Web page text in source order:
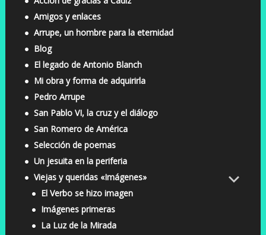
Amigos y enlaces
Arrupe, un hombre para la eternidad
Blog
El legado de Antonio Blanch
Mi obra y forma de adquirirla
Pedro Arrupe
San Pablo VI, la cruz y el diálogo
San Romero de América
Selección de poemas
Un jesuita en la periferia
Viejas y queridas «Imágenes»
El Verbo se hizo imagen
Imágenes primeras
La Luz de la Mirada